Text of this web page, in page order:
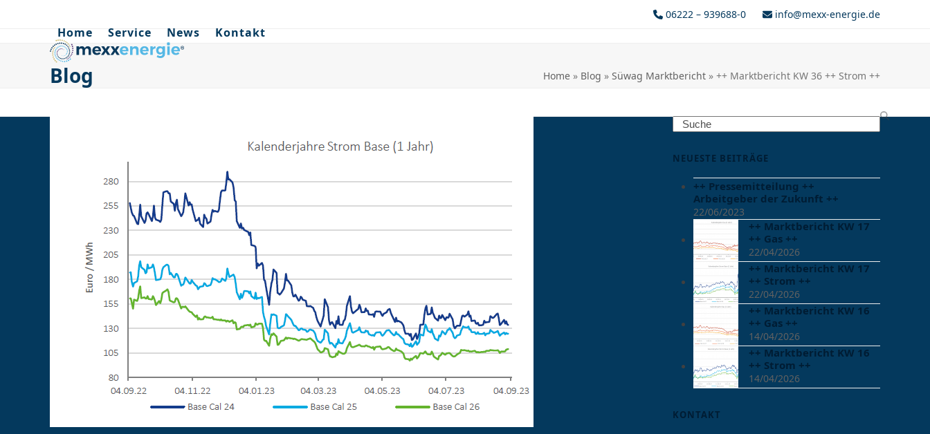
06222 – 939688-0 info@mexx-energie.de
Home Service News Kontakt
Blog Home » Blog » Süwag Marktbericht » ++ Marktbericht KW 36 ++ Strom ++
Search
NEUESTE BEITRÄGE
++ Pressemitteilung ++
Arbeitgeber der Zukunft ++
22/06/2023
++ Marktbericht KW 17
++ Gas ++
22/04/2026
++ Marktbericht KW 17
++ Strom ++
22/04/2026
++ Marktbericht KW 16
++ Gas ++
14/04/2026
++ Marktbericht KW 16
++ Strom ++
14/04/2026
KONTAKT